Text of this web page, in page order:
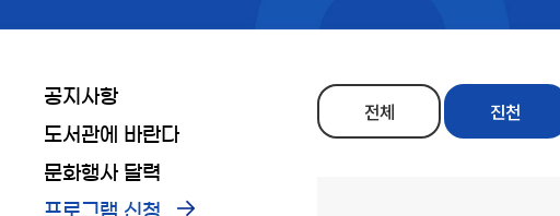
공지사항
도서관에 바란다
문화행사 달력
프로그램 신청
전체 진천